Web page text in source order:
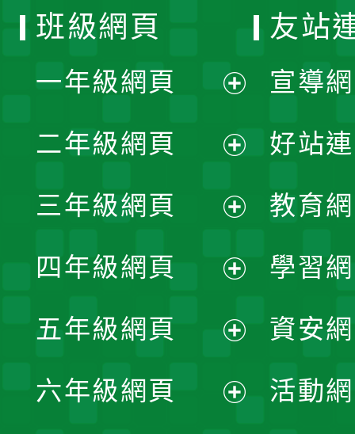
班級網頁
一年級網頁
開
選
單
二年級網頁
開
選
單
三年級網頁
開
選
單
四年級網頁
開
選
五年級網頁
開
六年級網頁
友站
宣導
好站
教育
學習
資安
活動